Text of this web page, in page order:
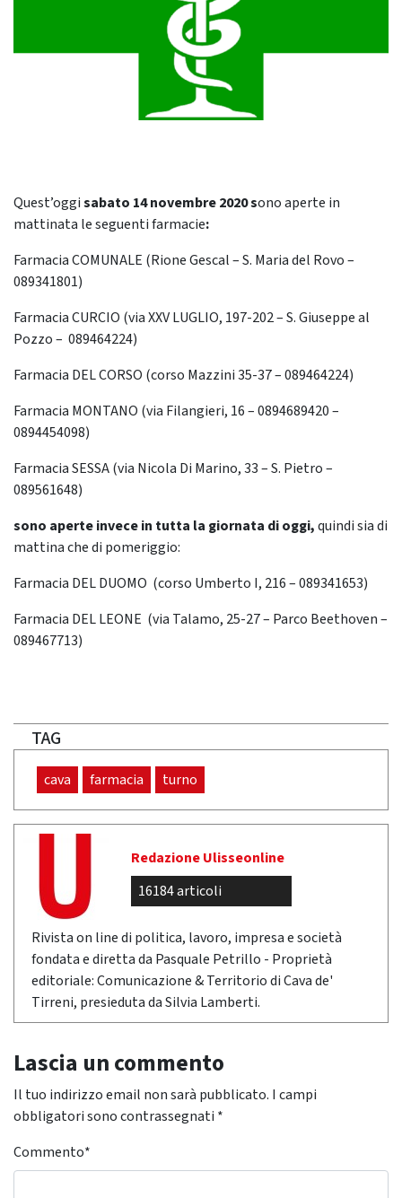
Quest’oggisabato 14 novembre 2020 sono aperte in
mattinata le seguenti farmacie:
Farmacia COMUNALE (Rione Gescal – S. Maria del Rovo –
089341801)
Farmacia CURCIO (via XXV LUGLIO, 197-202 – S. Giuseppe al
Pozzo – 089464224)
Farmacia DEL CORSO (corso Mazzini 35-37 – 089464224)
Farmacia MONTANO (via Filangieri, 16 – 0894689420 –
0894454098)
Farmacia SESSA (via Nicola Di Marino, 33 – S. Pietro –
089561648)
sono aperte invece in tutta la giornata di oggi,quindi sia di
mattina che di pomeriggio:
Farmacia DEL DUOMO (corso Umberto I, 216 – 089341653)
Farmacia DEL LEONE (via Talamo, 25-27 – Parco Beethoven –
089467713)
TAG
cava farmacia turno
Redazione Ulisseonline
16184 articoli
Rivista on line di politica, lavoro, impresa e società
fondata e diretta da Pasquale Petrillo - Proprietà
editoriale: Comunicazione & Territorio di Cava de'
Tirreni, presieduta da Silvia Lamberti.
Lascia un commento
Il tuo indirizzo email non sarà pubblicato. I campi
obbligatori sono contrassegnati *
Commento*